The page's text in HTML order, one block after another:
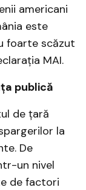
americani
este
foarte scăzut
MAI.
publică
de țară
la
De
un nivel
de factori